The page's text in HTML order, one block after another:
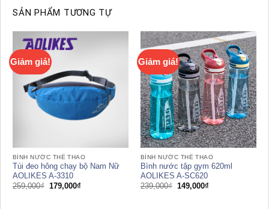
SẢN PHẨM TƯƠNG TỰ
Giảm giá!
BÌNH NƯỚC THỂ THAO
Túi đeo hông chạy bộ Nam Nữ
AOLIKES A-3310
259,000₫ Giá
179,000₫Giá
Giảm giá!
BÌNH NƯỚC THỂ THAO
Bình nước tập gym 620ml
AOLIKES A-SC620
239,000₫ Giá
149,000₫Giá